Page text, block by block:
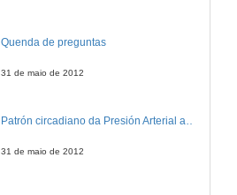
Quenda de preguntas
31 de maio de 2012
Patrón circadiano da Presión Arterial ambulatoria resistente: Dependencia do regimen de administración temporalizada da medicación antihipertensiva: Proxecto Hygia
31 de maio de 2012